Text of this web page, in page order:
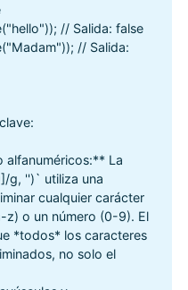
// Salida: false
// Salida:
alfanuméricos:** La
g, '')` utiliza una
cualquier carácter
z) o un número (0-9). El
*todos* los caracteres
no solo el